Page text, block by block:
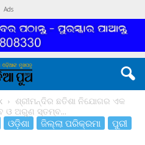
Ads
ଶ୍ରୀମନ୍ଦିର ଛତିଶା ନିଯୋଗର ଏକ
ଓ ଅରୁଣ ସ୍ତମ୍ବ...
ଓଡ଼ିଶା ଜିଲ୍ଲା ପରିକ୍ରମା
ପୁରୀ